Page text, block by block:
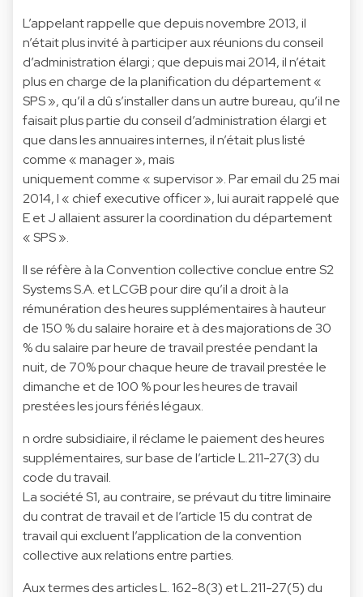
L’appelant rappelle que depuis novembre 2013, il
n’était plus invité à participer aux réunions du conseil
d’administration élargi ; que depuis mai 2014, il n’était
plus en charge de la planification du département «
SPS », qu’il a dû s’installer dans un autre bureau, qu’il ne
faisait plus partie du conseil d’administration élargi et
que dans les annuaires internes, il n’était plus listé
comme « manager », mais
uniquement comme « supervisor ». Par email du 25 mai
2014, I « chief executive officer », lui aurait rappelé que
E et J allaient assurer la coordination du département
« SPS ».
Il se réfère à la Convention collective conclue entre S2
Systems S.A. et LCGB pour dire qu’il a droit à la
rémunération des heures supplémentaires à hauteur
de 150 % du salaire horaire et à des majorations de 30
% du salaire par heure de travail prestée pendant la
nuit, de 70% pour chaque heure de travail prestée le
dimanche et de 100 % pour les heures de travail
prestées les jours fériés légaux.
n ordre subsidiaire, il réclame le paiement des heures
supplémentaires, sur base de l’article L.211-27(3) du
code du travail.
La société S1, au contraire, se prévaut du titre liminaire
du contrat de travail et de l’article 15 du contrat de
travail qui excluent l’application de la convention
collective aux relations entre parties.
Aux termes des articles L. 162-8(3) et L.211-27(5) du